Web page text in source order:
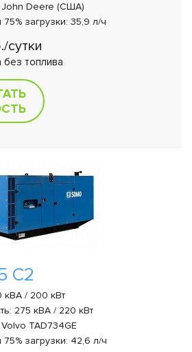
John Deere (США)
загрузки: 35,9 л/ч
сутки
без топлива
C2
кВА / 200 кВт
275 кВА / 220 кВт
TAD734GE
загрузки: 42,6 л/ч